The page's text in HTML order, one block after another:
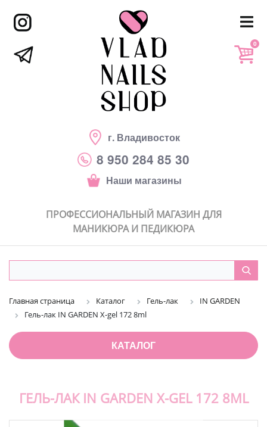
г. Владивосток
8 950 284 85 30
Наши магазины
0
ПРОФЕССИОНАЛЬНЫЙ МАГАЗИН ДЛЯ
МАНИКЮРА И ПЕДИКЮРА
Главная страница Каталог Гель-лак
IN GARDEN
Гель-лак IN GARDEN X-gel 172 8ml
КАТАЛОГ
ГЕЛЬ-ЛАК IN GARDEN X-GEL 172 8ML